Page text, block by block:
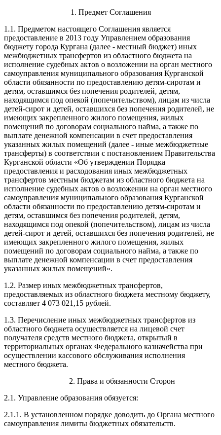
1. Предмет Соглашения
1.1. Предметом настоящего Соглашения является
предоставление в 2013 году Управлением образования
бюджету города Кургана (далее - местный бюджет) иных
межбюджетных трансфертов из областного бюджета на
исполнение судебных актов о возложении на орган местного
самоуправления муниципального образования Курганской
области обязанности по предоставлению детям-сиротам и
детям, оставшимся без попечения родителей, детям,
находящимся под опекой (попечительством), лицам из числа
детей-сирот и детей, оставшихся без попечения родителей, не
имеющих закрепленного жилого помещения, жилых
помещений по договорам социального найма, а также по
выплате денежной компенсации в счет предоставления
указанных жилых помещений (далее - иные межбюджетные
трансферты) в соответствии с постановлением Правительства
Курганской области «Об утверждении Порядка
предоставления и расходования иных межбюджетных
трансфертов местным бюджетам из областного бюджета на
исполнение судебных актов о возложении на орган местного
самоуправления муниципального образования Курганской
области обязанности по предоставлению детям-сиротам и
детям, оставшимся без попечения родителей, детям,
находящимся под опекой (попечительством), лицам из числа
детей-сирот и детей, оставшихся без попечения родителей, не
имеющих закрепленного жилого помещения, жилых
помещений по договорам социального найма, а также по
выплате денежной компенсации в счет предоставления
указанных жилых помещений».
1.2. Размер иных межбюджетных трансфертов,
предоставляемых из областного бюджета местному бюджету,
составляет 4 073 021,15 рублей.
1.3. Перечисление иных межбюджетных трансфертов из
областного бюджета осуществляется на лицевой счет
получателя средств местного бюджета, открытый в
территориальных органах Федерального казначейства при
осуществлении кассового обслуживания исполнения
местного бюджета.
2. Права и обязанности Сторон
2.1. Управление образования обязуется:
2.1.1. В установленном порядке доводить до Органа местного
самоуправления лимиты бюджетных обязательств.